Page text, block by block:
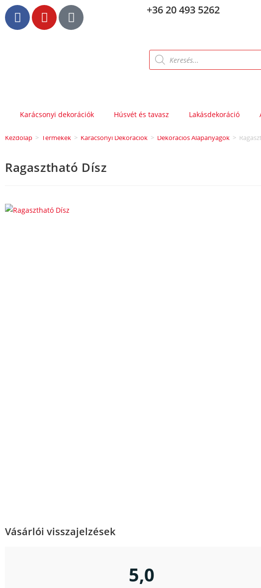
+36 20 493 5262
Karácsonyi dekorációk Húsvét és tavasz Lakásdekoráció
Kezdőlap > Termékek > Karácsonyi Dekorációk > Dekorációs Alapanyagok >
Ragasztható Dísz
Vásárlói visszajelzések
5,0